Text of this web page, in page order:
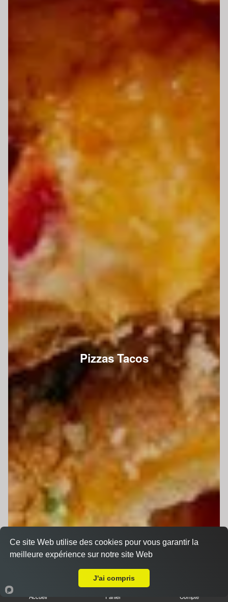
Pizzas Tacos
Accueil Panier Compte
Ce site Web utilise des cookies pour vous garantir la
meilleure expérience sur notre site Web
J'ai compris